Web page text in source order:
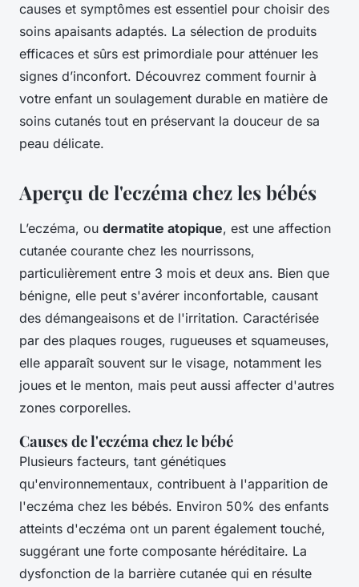
causes et symptômes est essentiel pour choisir des
soins apaisants adaptés. La sélection de produits
efficaces et sûrs est primordiale pour atténuer les
signes d’inconfort. Découvrez comment fournir à
votre enfant un soulagement durable en matière de
soins cutanés tout en préservant la douceur de sa
peau délicate.
Aperçu de l'eczéma chez les bébés
L’eczéma, ou dermatite atopique, est une affection
cutanée courante chez les nourrissons,
particulièrement entre 3 mois et deux ans. Bien que
bénigne, elle peut s'avérer inconfortable, causant
des démangeaisons et de l'irritation. Caractérisée
par des plaques rouges, rugueuses et squameuses,
elle apparaît souvent sur le visage, notamment les
joues et le menton, mais peut aussi affecter d'autres
zones corporelles.
Causes de l'eczéma chez le bébé
Plusieurs facteurs, tant génétiques
qu'environnementaux, contribuent à l'apparition de
l'eczéma chez les bébés. Environ 50% des enfants
atteints d'eczéma ont un parent également touché,
suggérant une forte composante héréditaire. La
dysfonction de la barrière cutanée qui en résulte